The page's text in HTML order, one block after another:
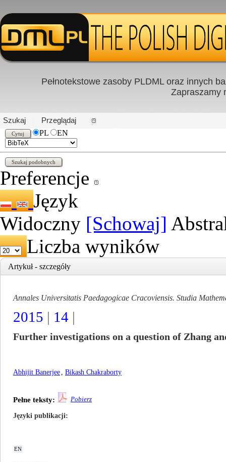
PL|EN
Pełnotekstowe zasoby PLDML oraz innych
Zapraszamy
Szukaj
Przeglądaj
PL
EN
Preferencje
Język
Widoczny [Schowaj]
Liczba wyników
Artykuł - szczegóły
Annales Universitatis Paedagogicae Cracoviensis. Studia
2015 | 14 |
Further investigations on a question of Zhang
Abhijit Banerjee , Bikash Chakraborty
Pełne teksty: Pobierz
Języki publikacji
EN